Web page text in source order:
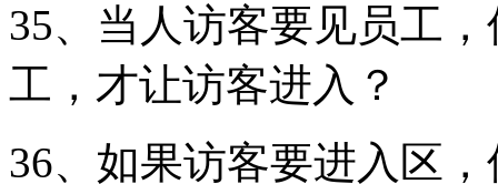
35、当人访客要见员工
工，才让访客进入？
36、如果访客要进入区